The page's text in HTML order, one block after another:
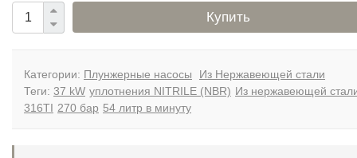
Купить
Категории: Плунжерные насосы
Из Нержавеющей стали
Теги: 37 kW уплотнения NITRILE (NBR) Из нержавеющей
316TI 270 бар 54 литр в минуту